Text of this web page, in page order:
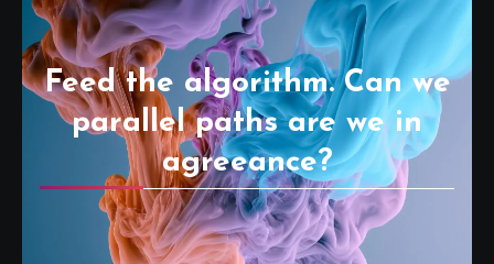
Feed the algorithm. Can we
parallel paths are we in
agreeance?